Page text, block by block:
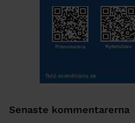
Senaste kommentarerna